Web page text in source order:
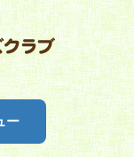
ー